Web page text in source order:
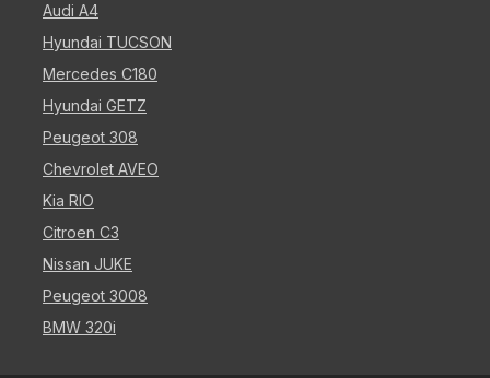
Audi A4
Hyundai TUCSON
Mercedes C180
Hyundai GETZ
Peugeot 308
Chevrolet AVEO
Kia RIO
Citroen C3
Nissan JUKE
Peugeot 3008
BMW 320i